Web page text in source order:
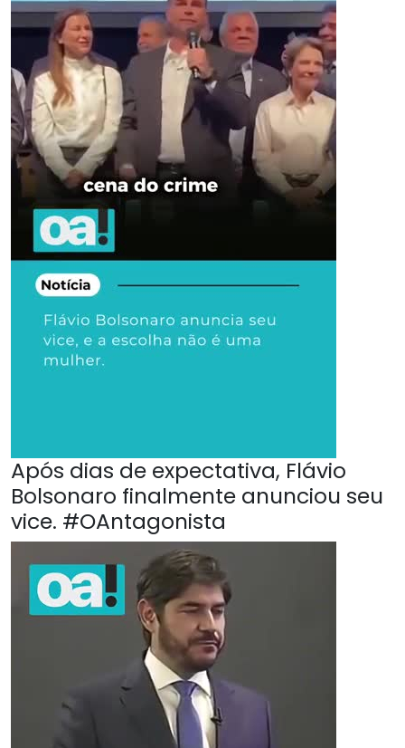
Após dias de expectativa, Flávio
Bolsonaro finalmente anunciou seu
vice. #OAntagonista